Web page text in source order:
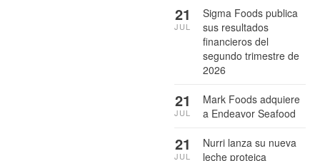
Sigma Foods publica
sus resultados
financieros del
segundo trimestre de
2026
21
JUL
Mark Foods adquiere
a Endeavor Seafood
21
JUL
Nurri lanza su nueva
leche proteica
21
JUL